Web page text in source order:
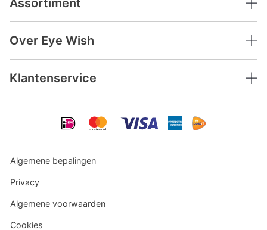
Assortiment
Over Eye Wish
Klantenservice
Algemene bepalingen
Privacy
Algemene voorwaarden
Cookies